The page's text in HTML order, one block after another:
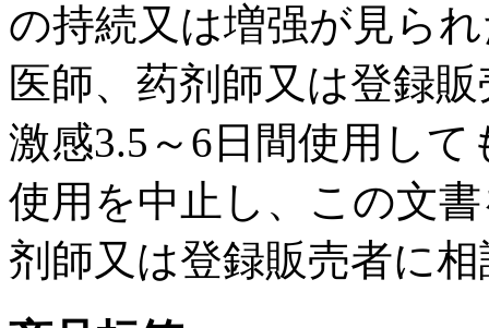
の持続又は増强が見ら
医師、药剂師又は登録
激感3.5～6日間使用し
使用を中止し、この文
剂師又は登録販売者に